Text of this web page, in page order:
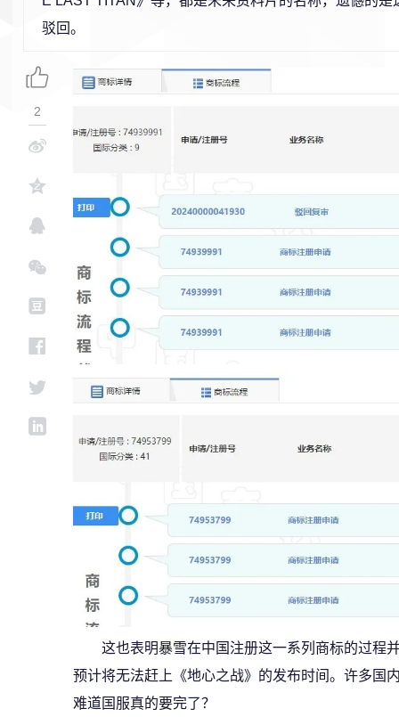
驳回。
这也表明暴雪在中国注册这一系列商标的过程
预计将无法赶上《地心之战》的发布时间。许多国
难道国服真的要完了？
2